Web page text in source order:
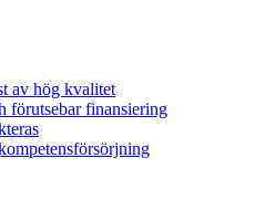
av hög kvalitet
förutsebar finansiering